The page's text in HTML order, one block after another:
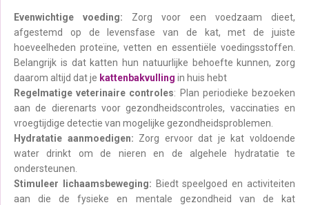
Evenwichtige voeding: Zorg voor een voedzaam dieet,
afgestemd op de levensfase van de kat, met de juiste
hoeveelheden proteïne, vetten en essentiële voedingsstoffen.
Belangrijk is dat katten hun natuurlijke behoefte kunnen, zorg
daarom altijd dat je kattenbakvulling in huis hebt
Regelmatige veterinaire controles: Plan periodieke bezoeken
aan de dierenarts voor gezondheidscontroles, vaccinaties en
vroegtijdige detectie van mogelijke gezondheidsproblemen.
Hydratatie aanmoedigen: Zorg ervoor dat je kat voldoende
water drinkt om de nieren en de algehele hydratatie te
ondersteunen.
Stimuleer lichaamsbeweging: Biedt speelgoed en activiteiten
aan die de fysieke en mentale gezondheid van de kat